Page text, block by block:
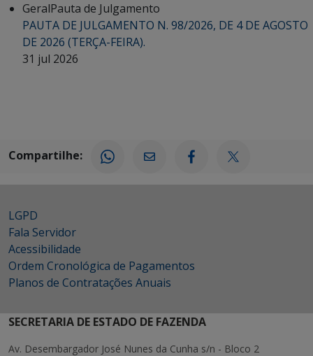
GeralPauta de Julgamento
PAUTA DE JULGAMENTO N. 98/2026, DE 4 DE AGOSTO
DE 2026 (TERÇA-FEIRA).
31 jul 2026
Compartilhe:
LGPD
Fala Servidor
Acessibilidade
Ordem Cronológica de Pagamentos
Planos de Contratações Anuais
SECRETARIA DE ESTADO DE FAZENDA
Av. Desembargador José Nunes da Cunha s/n - Bloco 2